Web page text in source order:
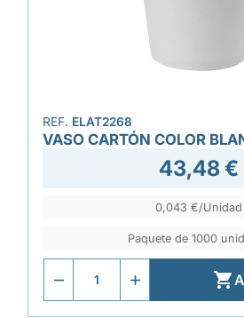
REF. ELAT2268
VASO CARTÓN COLOR
43,48 €
0,043 €/Unidad
Paquete de 1000
